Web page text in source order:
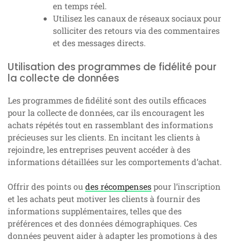
en temps réel.
Utilisez les canaux de réseaux sociaux pour
solliciter des retours via des commentaires
et des messages directs.
Utilisation des programmes de fidélité pour
la collecte de données
Les programmes de fidélité sont des outils efficaces
pour la collecte de données, car ils encouragent les
achats répétés tout en rassemblant des informations
précieuses sur les clients. En incitant les clients à
rejoindre, les entreprises peuvent accéder à des
informations détaillées sur les comportements d’achat.
Offrir des points oudes récompensespour l’inscription
et les achats peut motiver les clients à fournir des
informations supplémentaires, telles que des
préférences et des données démographiques. Ces
données peuvent aider à adapter les promotions à des